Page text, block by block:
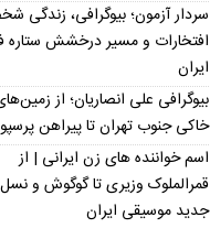
سردار آزمون؛ بیوگرافی، زندگی
افتخارات و مسیر درخشش ستاره
ایران
بیوگرافی علی انصاریان؛ از
خاکی جنوب تهران تا پیراهن
اسم خواننده های زن ایرانی | از
قمرالملوک وزیری تا گوگوش و نسل
جدید موسیقی ایران